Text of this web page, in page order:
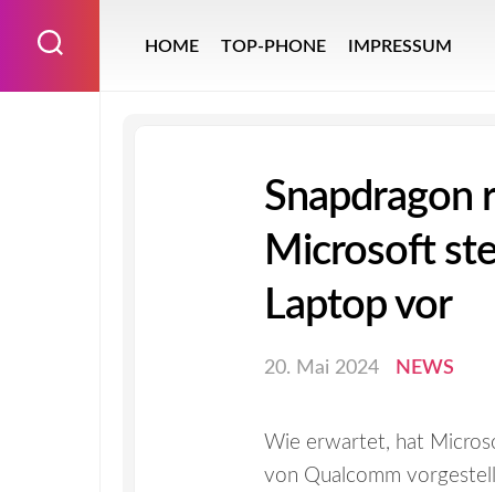
HOME TOP-PHONE IMPRESSUM
Snapdragon
Microsoft
Laptop vor
20. Mai 2024 NEWS
Wie erwartet, hat
von Qualcomm